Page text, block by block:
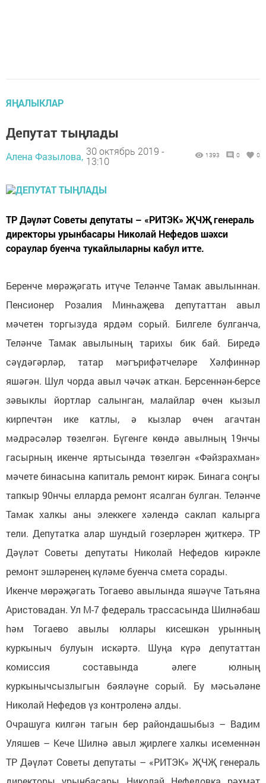
ЯҢАЛЫКЛАР
Депутат тыңлады
Алена Фазылова, 30 октябрь 2019 -
13:10
1393 0 0
ТР Дәүләт Советы депутаты – «РИТЭК» ҖЧҖ генераль
директоры урынбасары Николай Нефедов шәхси
сораулар буенча тукайлыларны кабул итте.
Беренче мөрәҗәгать итүче Теләнче Тамак авылыннан.
Пенсионер Розалия Минһаҗева депутаттан авыл
мәчетен торгызуда ярдәм сорый. Билгеле булганча,
Теләнче Тамак авылының тарихы бик бай. Биредә
сәүдәгәрләр, татар мәгърифәтчеләре Хәлфиннәр
яшәгән. Шул чорда авыл чәчәк аткан. Берсеннән-берсе
зәвыклы йортлар салынган, малайлар өчен кызыл
кирпечтән ике катлы, ә кызлар өчен агачтан
мәдрәсәләр төзелгән. Бүгенге көндә авылның 19нчы
гасырның икенче яртысында төзелгән «Фәйзрахман»
мәчете бинасына капиталь ремонт кирәк. Бинага соңгы
тапкыр 90нчы елларда ремонт ясалган булган. Теләнче
Тамак халкы аны элеккеге хәлендә саклап калырга
тели. Депутатка алар шундый гозерләрен җиткерә. ТР
Дәүләт Советы депутаты Николай Нефедов кирәкле
ремонт эшләренең күләме буенча смета сорады.
Икенче мөрәҗәгать Тогаево авылында яшәүче Татьяна
Аристовадан. Ул М-7 федераль трассасында Шилнәбаш
hәм Тогаево авылы юллары кисешкән урынның
куркыныч булуын искәртә. Шуңа күрә депутаттан
комиссия составында әлеге юлның
куркынычсызлыгын бәяләүне сорый. Бу мәсьәләне
Николай Нефедов үз контроленә алды.
Очрашуга килгән тагын бер райондашыбыз – Вадим
Уляшев – Кече Шилнә авыл җирлеге халкы исеменнән
ТР Дәүләт Советы депутаты – «РИТЭК» ҖЧҖ генераль